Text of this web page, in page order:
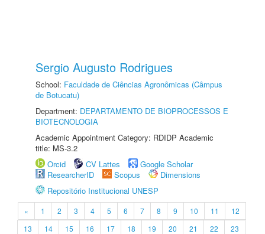
Sergio Augusto Rodrigues
School: Faculdade de Ciências Agronômicas (Câmpus
de Botucatu)
Department: DEPARTAMENTO DE BIOPROCESSOS E
BIOTECNOLOGIA
Academic Appointment Category: RDIDP Academic
title: MS-3.2
Orcid
CV Lattes
Google Scholar
ResearcherID
Scopus
Dimensions
Repositório Institucional UNESP
« 1 2 3 4 5 6 7 8 9 10 11
12
13
14 15 16 17 18 19 20 21 22
23